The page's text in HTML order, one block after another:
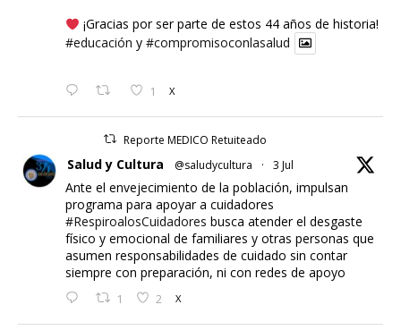
¡Gracias por ser parte de estos 44 años de historia!
#educación y #compromisoconlasalud
1 X
Reporte MEDICO Retuiteado
Salud y Cultura @saludycultura · 3 Jul
Ante el envejecimiento de la población, impulsan
programa para apoyar a cuidadores
#RespiroalosCuidadores busca atender el desgaste
físico y emocional de familiares y otras personas que
asumen responsabilidades de cuidado sin contar
siempre con preparación, ni con redes de apoyo
1 2 X